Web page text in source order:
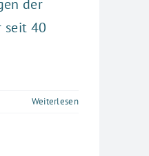
der
seit 40
Weiterlesen